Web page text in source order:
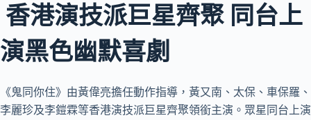
香港演技派巨星齊聚 同台上
演黑色幽默喜劇
《鬼同你住》由黃偉亮擔任動作指導，黃又南、太保、車保羅、
李麗珍及李鎧霖等香港演技派巨星齊聚領銜主演。眾星同台上演